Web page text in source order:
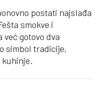
postati najslađa
smokve i
već gotovo dva
simbol tradicije,